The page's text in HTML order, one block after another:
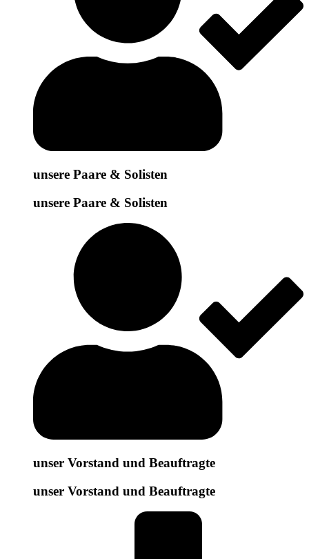
unsere Paare & Solisten
unsere Paare & Solisten
unser Vorstand und Beauftragte
unser Vorstand und Beauftragte